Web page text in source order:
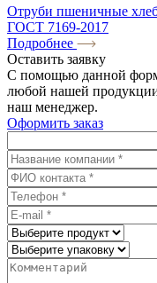
Отруби пшеничные
ГОСТ 7169-2017
Подробнее
Оставить заявку
С помощью данной
любой нашей
наш менеджер.
Оформить заказ